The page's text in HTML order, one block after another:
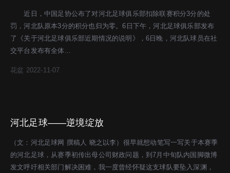
近日，中国足协公布了对河北足球俱乐部扣除联赛积分3分的处
罚，河北队原本3分的积分也归为零。6日下午，河北足球俱乐部发布
了《关于河北足球俱乐部近期情况的说明》，6日晚，河北队球员在社
交平台发布有全体...
花盆 2022-11-07
河北足球——逆境绽放
（文：河北足球网 撰稿人 晓之以李）很早就想动笔写一写关于本赛季
的河北足球，从赛季初传出母公司财政问题，到7月中旬队内国脚微博
发文呼吁相关部门解决困难，我一度曾经怀疑这支球队要坠入深渊，